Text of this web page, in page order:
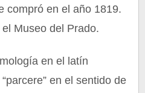
compró en el año 1819.
Museo del Prado.
en el latín
en el sentido de